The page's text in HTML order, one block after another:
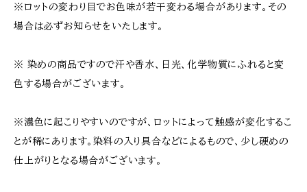
※ロットの変わり目でお色味が若干変わる場合があります。その
場合は必ずお知らせをいたします。
※ 染めの商品ですので汗や香水、日光、化学物質にふれると変
色する場合がございます。
※濃色に起こりやすいのですが、ロットによって触感が変化するこ
とが稀にあります。染料の入り具合などによるもので、少し硬めの
仕上がりとなる場合がございます。